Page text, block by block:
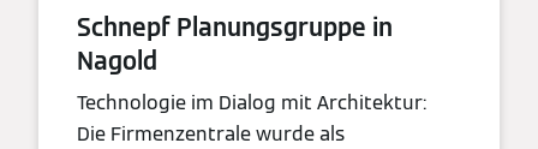
Schnepf Planungsgruppe in
Nagold
Technologie im Dialog mit Architektur:
Die Firmenzentrale wurde als